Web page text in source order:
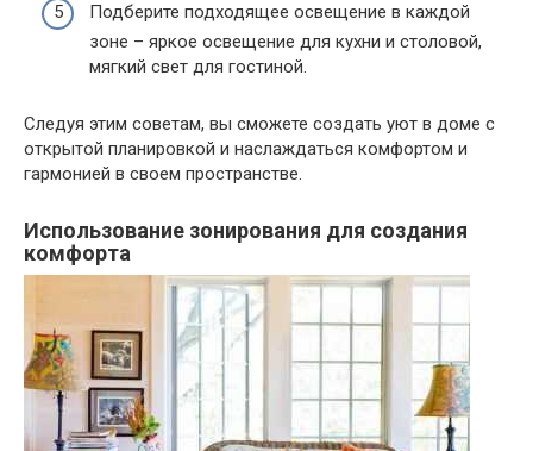
Подберите подходящее освещение в каждой
зоне – яркое освещение для кухни и столовой,
мягкий свет для гостиной.
Следуя этим советам, вы сможете создать уют в доме с
открытой планировкой и наслаждаться комфортом и
гармонией в своем пространстве.
Использование зонирования для создания
комфорта